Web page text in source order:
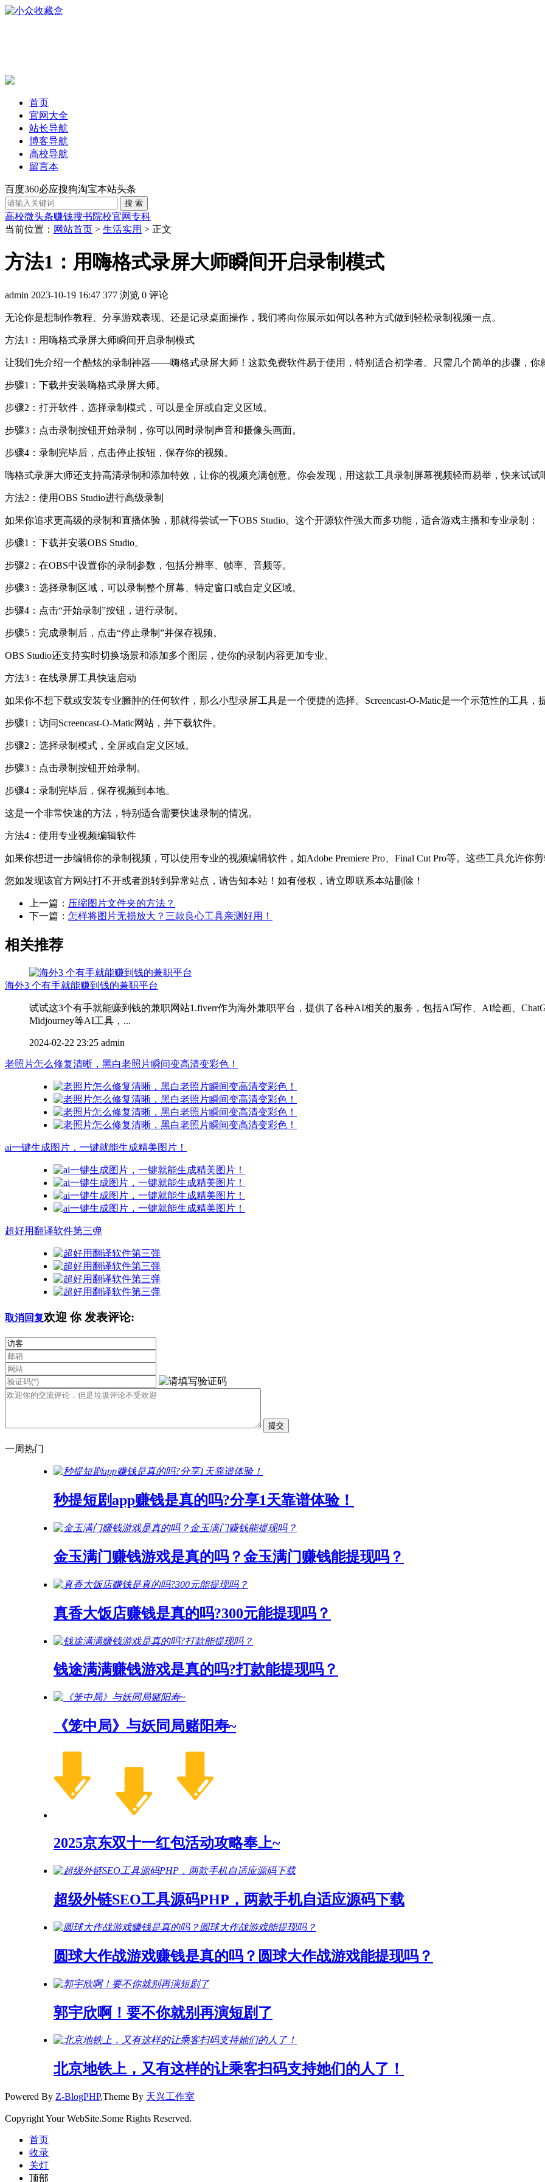
首页
官网大全
站长导航
博客导航
高校导航
留言本
百度360必应搜狗淘宝本站头条
高校微头条赚钱搜书院校官网专科
当前位置： 网站首页 > 生活实用 > 正文
方法1：用嗨格式录屏大师瞬间开启录制模式
admin 2023-10-19 16:47 377 浏览 0 评论
无论你是想制作教程、分享游戏表现、还是记录桌面操作，我们将向你展示如何以各种方式做到轻松录制视频一点。
方法1：用嗨格式录屏大师瞬间开启录制模式
让我们先介绍一个酷炫的录制神器——嗨格式录屏大师！这款免费软件易于使用，特别适合初学者。只需几个简单的步骤，你
步骤1：下载并安装嗨格式录屏大师。
步骤2：打开软件，选择录制模式，可以是全屏或自定义区域。
步骤3：点击录制按钮开始录制，你可以同时录制声音和摄像头画面。
步骤4：录制完毕后，点击停止按钮，保存你的视频。
嗨格式录屏大师还支持高清录制和添加特效，让你的视频充满创意。你会发现，用这款工具录制屏幕视频轻而易举，快来试试
方法2：使用OBS Studio进行高级录制
如果你追求更高级的录制和直播体验，那就得尝试一下OBS Studio。这个开源软件强大而多功能，适合游戏主播和专业录制：
步骤1：下载并安装OBS Studio。
步骤2：在OBS中设置你的录制参数，包括分辨率、帧率、音频等。
步骤3：选择录制区域，可以录制整个屏幕、特定窗口或自定义区域。
步骤4：点击“开始录制”按钮，进行录制。
步骤5：完成录制后，点击“停止录制”并保存视频。
OBS Studio还支持实时切换场景和添加多个图层，使你的录制内容更加专业。
方法3：在线录屏工具快速启动
如果你不想下载或安装专业臃肿的任何软件，那么小型录屏工具是一个便捷的选择。Screencast-O-Matic是一个示范性的工具，
步骤1：访问Screencast-O-Matic网站，并下载软件。
步骤2：选择录制模式，全屏或自定义区域。
步骤3：点击录制按钮开始录制。
步骤4：录制完毕后，保存视频到本地。
这是一个非常快速的方法，特别适合需要快速录制的情况。
方法4：使用专业视频编辑软件
如果你想进一步编辑你的录制视频，可以使用专业的视频编辑软件，如Adobe Premiere Pro、Final Cut Pro等。这些工具允许你
您如发现该官方网站打不开或者跳转到异常站点，请告知本站！如有侵权，请立即联系本站删除！
上一篇： 压缩图片文件夹的方法？
下一篇： 怎样将图片无损放大？三款良心工具亲测好用！
相关推荐
海外3 个有手就能赚到钱的兼职平台
试试这3个有手就能赚到钱的兼职网站1.fiverr作为海外兼职平台，提供了各种AI相关的服务，包括AI写作、AI绘画、
Midjourney等AI工具，...
2024-02-22 23:25 admin
老照片怎么修复清晰，黑白老照片瞬间变高清变彩色！
ai一键生成图片，一键就能生成精美图片！
超好用翻译软件第三弹
取消回复欢迎 你发表评论:
一周热门
秒提短剧app赚钱是真的吗?分享1天靠谱体验！
金玉满门赚钱游戏是真的吗？金玉满门赚钱能提现吗？
真香大饭店赚钱是真的吗?300元能提现吗？
钱途满满赚钱游戏是真的吗?打款能提现吗？
《笼中局》与妖同局赌阳寿~
2025京东双十一红包活动攻略奉上~
超级外链SEO工具源码PHP，两款手机自适应源码下载
圆球大作战游戏赚钱是真的吗？圆球大作战游戏能提现吗？
郭宇欣啊！要不你就别再演短剧了
北京地铁上，又有这样的让乘客扫码支持她们的人了！
Powered By Z-BlogPHP,Theme By 天兴工作室
Copyright Your WebSite.Some Rights Reserved.
首页
收录
关灯
顶部